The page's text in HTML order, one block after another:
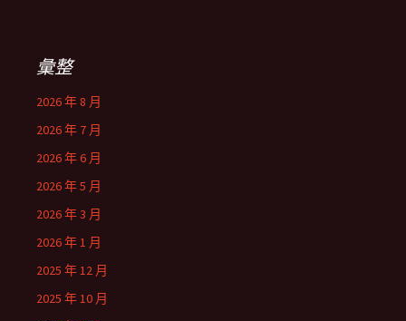
彙整
2026 年 8 月
2026 年 7 月
2026 年 6 月
2026 年 5 月
2026 年 3 月
2026 年 1 月
2025 年 12 月
2025 年 10 月